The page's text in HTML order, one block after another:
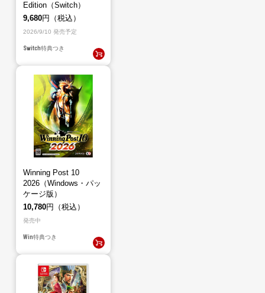
Edition（Switch）
9,680円（税込）
2026/9/10 発売予定
Switch特典つき
Winning Post 10
2026（Windows・パッ
ケージ版）
10,780円（税込）
発売中
Win特典つき